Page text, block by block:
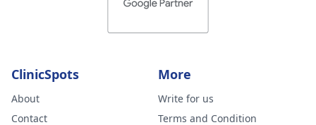
ClinicSpots
About
Contact
More
Write for us
Terms and Condition